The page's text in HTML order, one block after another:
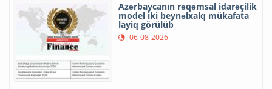
Azərbaycanın rəqəmsal idarəçilik
model iki beynəlxalq mükafata
layiq görülüb
06-08-2026